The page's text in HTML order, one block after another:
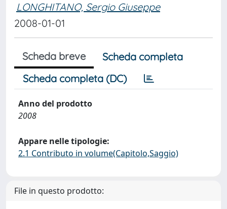
LONGHITANO, Sergio Giuseppe
2008-01-01
Scheda breve
Scheda completa
Scheda completa (DC)
Anno del prodotto
2008
Appare nelle tipologie:
2.1 Contributo in volume(Capitolo,Saggio)
File in questo prodotto: